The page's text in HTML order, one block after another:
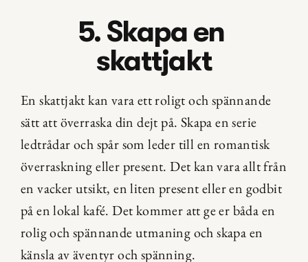
5. Skapa en
skattjakt
En skattjakt kan vara ett roligt och spännande
sätt att överraska din dejt på. Skapa en serie
ledtrådar och spår som leder till en romantisk
överraskning eller present. Det kan vara allt från
en vacker utsikt, en liten present eller en godbit
på en lokal kafé. Det kommer att ge er båda en
rolig och spännande utmaning och skapa en
känsla av äventyr och spänning.